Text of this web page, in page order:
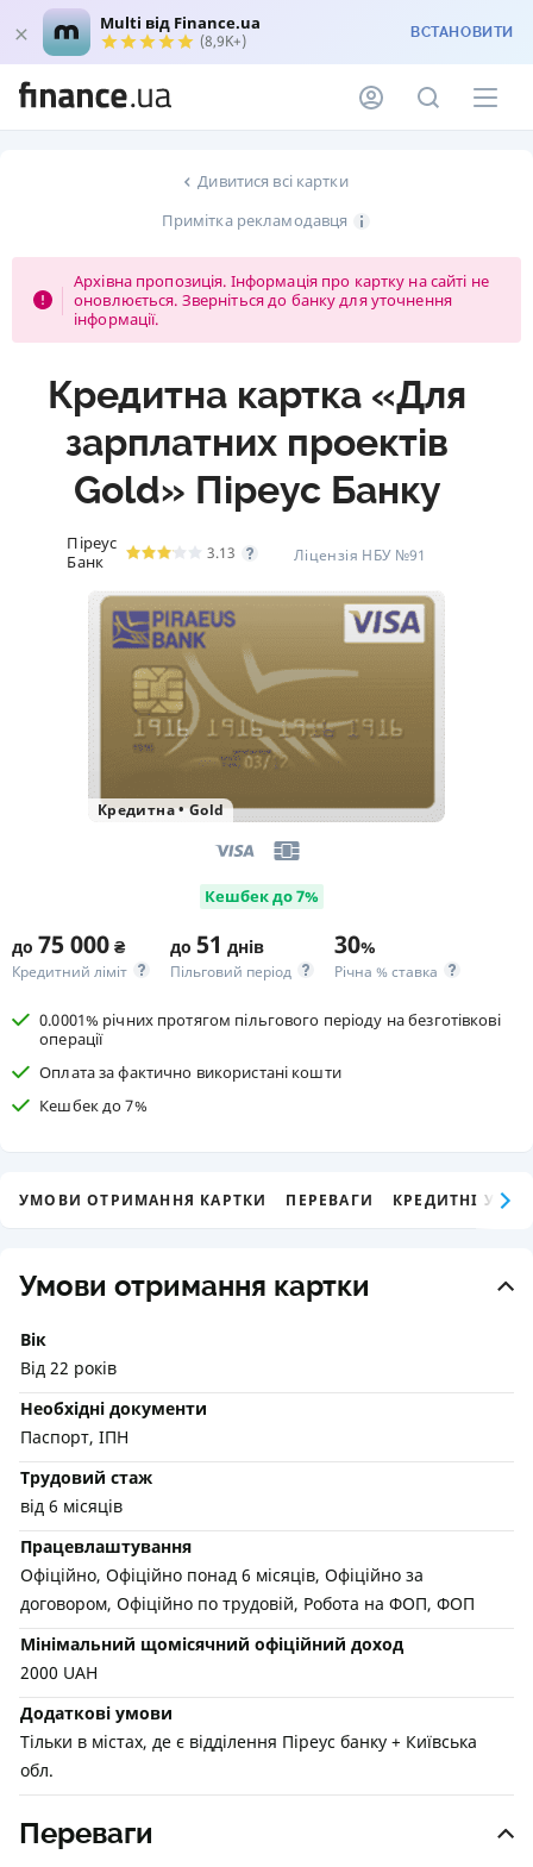
Multi від Finance.ua
(8,9K+) ВСТАНОВИТИ
Дивитися всі картки
Примітка рекламодавця
Архівна пропозиція. Інформація про картку на сайті не
оновлюється. Зверніться до банку для уточнення
інформації.
Кредитна картка «Для
зарплатних проектів
Gold» Піреус Банку
Піреус
Банк
3.13 Ліцензія НБУ №91
Кредитна•Gold
Кешбек до 7%
до 75 000 ₴
Кредитний ліміт
до 51 днів
Пільговий період
30%
Річна % ставка
0.0001% річних протягом пільгового періоду на безготівкові
операції
Оплата за фактично використані кошти
Кешбек до 7%
УМОВИ ОТРИМАННЯ КАРТКИ ПЕРЕВАГИ КРЕДИТНІ
Умови отримання картки
Вік
Від 22 років
Необхідні документи
Паспорт, ІПН
Трудовий стаж
від 6 місяців
Працевлаштування
Офіційно, Офіційно понад 6 місяців, Офіційно за
договором, Офіційно по трудовій, Робота на ФОП, ФОП
Мінімальний щомісячний офіційний доход
2000 UAH
Додаткові умови
Тільки в містах, де є відділення Піреус банку + Київська
обл.
Переваги